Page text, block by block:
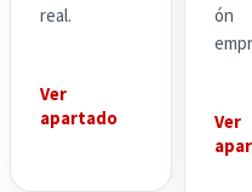
real.
Ver
apartado
ón
Ver